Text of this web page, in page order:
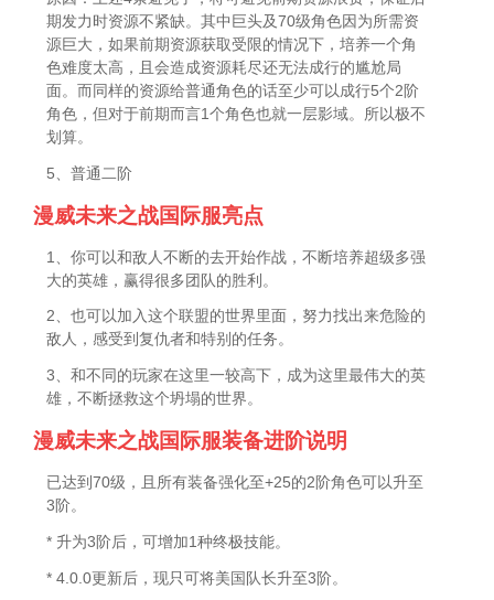
期发力时资源不紧缺。其中巨头及70级角色因为所需资
源巨大，如果前期资源获取受限的情况下，培养一个角
色难度太高，且会造成资源耗尽还无法成行的尴尬局
面。而同样的资源给普通角色的话至少可以成行5个2阶
角色，但对于前期而言1个角色也就一层影域。所以极不
划算。
5、普通二阶
漫威未来之战国际服亮点
1、你可以和敌人不断的去开始作战，不断培养超级多强
大的英雄，赢得很多团队的胜利。
2、也可以加入这个联盟的世界里面，努力找出来危险的
敌人，感受到复仇者和特别的任务。
3、和不同的玩家在这里一较高下，成为这里最伟大的英
雄，不断拯救这个坍塌的世界。
漫威未来之战国际服装备进阶说明
已达到70级，且所有装备强化至+25的2阶角色可以升至
3阶。
* 升为3阶后，可增加1种终极技能。
* 4.0.0更新后，现只可将美国队长升至3阶。